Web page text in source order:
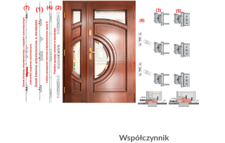
Współczynnik